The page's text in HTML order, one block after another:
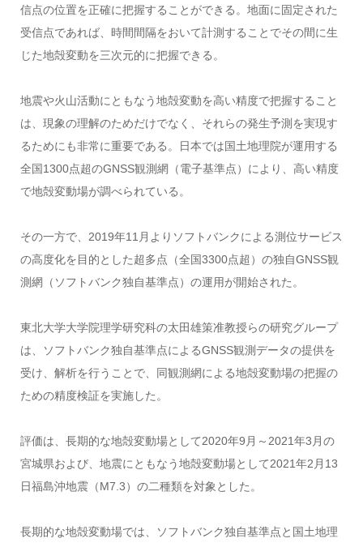
信点の位置を正確に把握することができる。地面に固定された
受信点であれば、時間間隔をおいて計測することでその間に生
じた地殻変動を三次元的に把握できる。
地震や火山活動にともなう地殻変動を高い精度で把握すること
は、現象の理解のためだけでなく、それらの発生予測を実現す
るためにも非常に重要である。日本では国土地理院が運用する
全国1300点超のGNSS観測網（電子基準点）により、高い精度
で地殻変動場が調べられている。
その一方で、2019年11月よりソフトバンクによる測位サービス
の高度化を目的とした超多点（全国3300点超）の独自GNSS観
測網（ソフトバンク独自基準点）の運用が開始された。
東北大学大学院理学研究科の太田雄策准教授らの研究グループ
は、ソフトバンク独自基準点によるGNSS観測データの提供を
受け、解析を行うことで、同観測網による地殻変動場の把握の
ための精度検証を実施した。
評価は、長期的な地殻変動場として2020年9月～2021年3月の
宮城県および、地震にともなう地殻変動場として2021年2月13
日福島沖地震（M7.3）の二種類を対象とした。
長期的な地殻変動場では、ソフトバンク独自基準点と国土地理